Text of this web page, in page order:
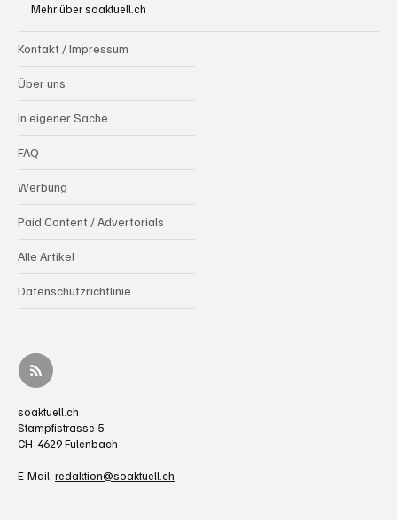
Mehr über soaktuell.ch
Kontakt / Impressum
Über uns
In eigener Sache
FAQ
Werbung
Paid Content / Advertorials
Alle Artikel
Datenschutzrichtlinie
soaktuell.ch
Stampfistrasse 5
CH-4629 Fulenbach
E-Mail: redaktion@soaktuell.ch